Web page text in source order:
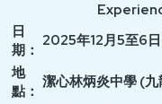
日
期：
2025年12月5至6
地
點：
潔心林炳炎中學 (